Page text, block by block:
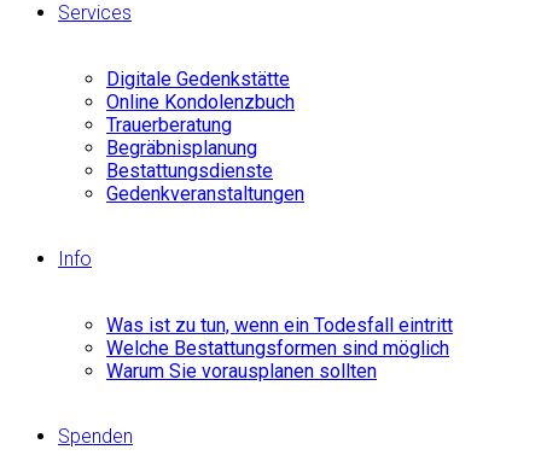
Services
Digitale Gedenkstätte
Online Kondolenzbuch
Trauerberatung
Begräbnisplanung
Bestattungsdienste
Gedenkveranstaltungen
Info
Was ist zu tun, wenn ein Todesfall eintritt
Welche Bestattungsformen sind möglich
Warum Sie vorausplanen sollten
Spenden